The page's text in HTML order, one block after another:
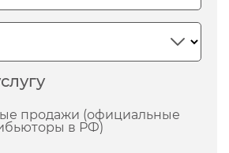
продажи (официальные
в РФ)